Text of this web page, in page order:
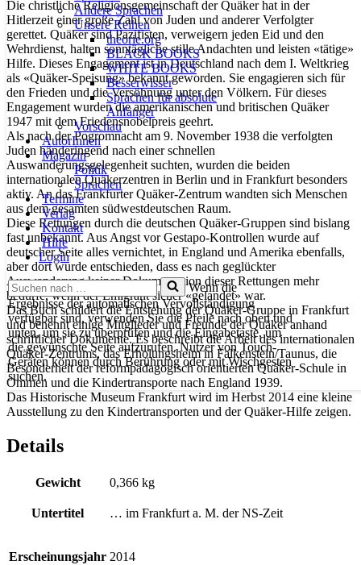
Andere Sprachen
Unsere Reihen
theorie.org
BLACK BOOKS
WHITE BOOKS
Besserwisser
Sprachen für absolute
Anfänger
Vorschau
AutorInnen
Magazin
Politik
Sprachen
Termine
Verlag
Kontakt
Hilfe
Login
Suchen
nach …
Wenn die
Ergebnisse der automatischen Vervollständigung
verfügbar sind, verwenden Sie die Pfeile nach oben und
unten, um sie zu überprüfen und die Eingabetaste, um
die gewünschte Seite aufzurufen. Nutzer von Touch-
Geräten können durch Berührung oder mit Wischgesten
suchen.
Die christliche Religionsgemeinschaft der Quäker hat in der
Hitlerzeit einer große Zahl von Juden und anderer Verfolgter
gerettet. Quäker sind Pazifisten, verweigern jeden Eid und den
Wehrdienst, halten sonntägliche stille Andachten und leisten «tätige»
Hilfe. Dieses Engagement ist in Deutschland nach dem I. Weltkrieg
als «Quäker-Speisung» bekannt geworden. Sie engagieren sich für
den Frieden und die Versöhnung unter den Völkern. Für dieses
Engagement wurden die amerikanischen und britischen Quäker
1947 mit dem Friedensnobelpreis geehrt.
Als nach der Pogromnacht am 9. November 1938 die verfolgten
Juden händeringend nach einer schnellen
Auswanderungsgelegenheit suchten, wurden die beiden
internationalen Quäkerzentren in Berlin und in Frankfurt besonders
aktiv. An das Frankfurter Quäker-Zentrum wandten sich Menschen
aus dem gesamten südwestdeutschen Raum.
Diese Rettungen durch die deutschen Quäker-Gruppen sind bislang
fast unbekannt. Aus Angst vor Gestapo-Kontrollen wurde auf
deutscher Seite alles vernichtet, in England und Amerika ebenfalls,
aber dort wurde entschieden, dass es nach geglückter
Auswanderung keiner Dokumentation dieser Rettungen mehr
bedürfe, wenn der Emigrant sicher «gelandet» war.
Das Buch schildert die Entstehung der Quäker-Gruppe in Frankfurt
und benennt einige Mitglieder und Freunde der Quäker anhand
schriftlicher Dokumente. Es beschreibt die Arbeit des internationalen
Quäker-Zentrums, das Erholungsheim in Falkenstein/Taunus, die
Besonderheit der reformpädagogisch orientierten Quäker-Schule in
Ommen und die Kindertransporte nach England 1939.
Das Historische Museum Frankfurt wird im Herbst 2014 eine kleine
Ausstellung zu den Kindertransporten und der Quäker-Hilfe zeigen.
Details
Gewicht 0,366 kg
Untertitel … im Frankfurt a. M. der NS-Zeit
Erscheinungsjahr 2014